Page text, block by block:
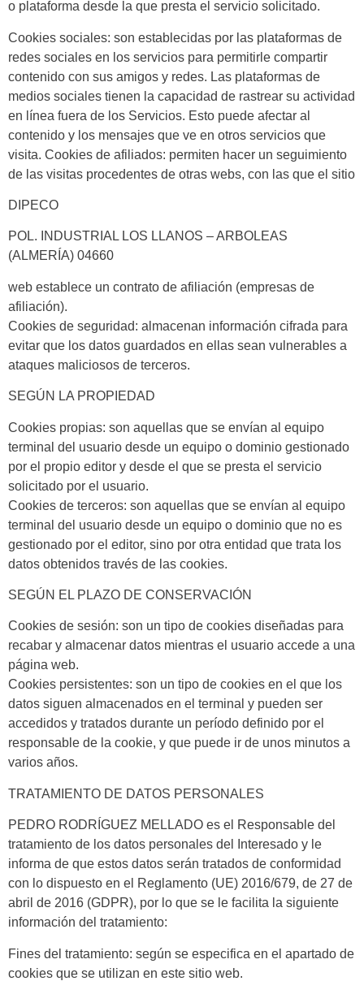
o plataforma desde la que presta el servicio solicitado.
Cookies sociales: son establecidas por las plataformas de
redes sociales en los servicios para permitirle compartir
contenido con sus amigos y redes. Las plataformas de
medios sociales tienen la capacidad de rastrear su actividad
en línea fuera de los Servicios. Esto puede afectar al
contenido y los mensajes que ve en otros servicios que
visita. Cookies de afiliados: permiten hacer un seguimiento
de las visitas procedentes de otras webs, con las que el sitio
DIPECO
POL. INDUSTRIAL LOS LLANOS – ARBOLEAS
(ALMERÍA) 04660
web establece un contrato de afiliación (empresas de
afiliación).
Cookies de seguridad: almacenan información cifrada para
evitar que los datos guardados en ellas sean vulnerables a
ataques maliciosos de terceros.
SEGÚN LA PROPIEDAD
Cookies propias: son aquellas que se envían al equipo
terminal del usuario desde un equipo o dominio gestionado
por el propio editor y desde el que se presta el servicio
solicitado por el usuario.
Cookies de terceros: son aquellas que se envían al equipo
terminal del usuario desde un equipo o dominio que no es
gestionado por el editor, sino por otra entidad que trata los
datos obtenidos través de las cookies.
SEGÚN EL PLAZO DE CONSERVACIÓN
Cookies de sesión: son un tipo de cookies diseñadas para
recabar y almacenar datos mientras el usuario accede a una
página web.
Cookies persistentes: son un tipo de cookies en el que los
datos siguen almacenados en el terminal y pueden ser
accedidos y tratados durante un período definido por el
responsable de la cookie, y que puede ir de unos minutos a
varios años.
TRATAMIENTO DE DATOS PERSONALES
PEDRO RODRÍGUEZ MELLADO es el Responsable del
tratamiento de los datos personales del Interesado y le
informa de que estos datos serán tratados de conformidad
con lo dispuesto en el Reglamento (UE) 2016/679, de 27 de
abril de 2016 (GDPR), por lo que se le facilita la siguiente
información del tratamiento:
Fines del tratamiento: según se especifica en el apartado de
cookies que se utilizan en este sitio web.